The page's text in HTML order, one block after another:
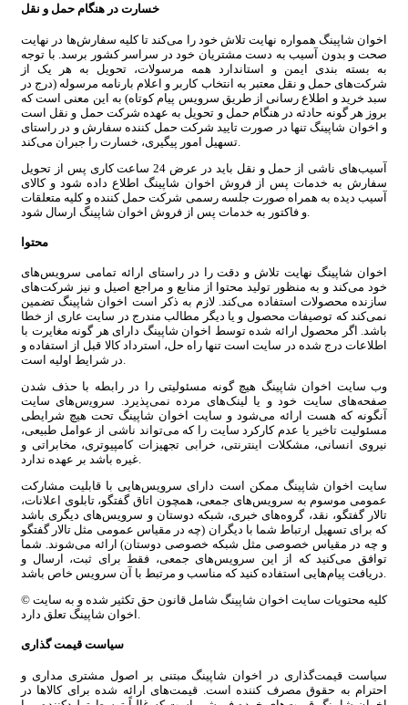
خسارت در هنگام حمل و نقل
اخوان شاپینگ همواره نهایت تلاش خود را می‏‌کند تا کلیه سفارش‏‌ها در نهایت
صحت و بدون آسیب به دست مشتریان خود در سراسر کشور برسد. با توجه
به بسته بندی ایمن و استاندارد همه مرسولات، تحویل به هر یک از
شرکت‌‏های حمل و نقل معتبر به انتخاب کاربر و اعلام بارنامه مرسوله (درج در
سبد خرید و اطلاع رسانی از طریق سرویس پیام کوتاه) به این معنی است که
بروز هر گونه حادثه در هنگام حمل و تحویل به عهده شرکت حمل و نقل است
و اخوان شاپینگ تنها در صورت تایید شرکت حمل کننده سفارش و در راستای
آسیب‏‌های ناشی از حمل و نقل باید در عرض 24 ساعت کاری پس از تحویل
سفارش به خدمات پس از فروش اخوان شاپینگ اطلاع داده شود و کالای
آسیب دیده به همراه صورت جلسه رسمی شرکت حمل کننده و کلیه متعلقات
محتوا
اخوان شاپینگ نهایت تلاش و دقت را در راستای ارائه تمامی سرویس‌‏های
خود می‏‌کند و به منظور تولید محتوا از منابع و مراجع اصیل و نیز شرکت‏‌های
سازنده محصولات استفاده می‏‌کند. لازم به ذکر است اخوان شاپینگ تضمین
نمی‏‌کند که توصیفات محصول و یا دیگر مطالب مندرج در سایت عاری از خطا
باشد. اگر محصول ارائه شده توسط اخوان شاپینگ دارای هر گونه مغایرت با
اطلاعات درج شده در سایت است تنها راه حل، استرداد کالا قبل از استفاده و
در شرایط اولیه است.
وب ‏‌سایت اخوان شاپینگ هیچ گونه مسئولیتی را در رابطه با حذف شدن
صفحه‏‌های سایت خود و یا لینک‏‌های مرده نمی‌‏پذیرد. سروﻳس‌‏های سایت
آن‏گونه که هست ارائه می‏‌شود و سایت اخوان شاپینگ تحت هیچ شرایطی
مسئولیت تاخیر یا عدم کارکرد سایت را که می‌تواند ناشى از عوامل طبیعى،
نیروى انسانی، مشکلات اینترنتى، خرابی تجهیزات کامپیوترى، مخابراتى و
غیره باشد بر عهده ندارد.
سایت اخوان شاپینگ ممکن است دارای سرویس‌‏هایی با قابلیت مشارکت
عمومی موسوم به سرویس‌‏های جمعی، همچون اتاق گفتگو، تابلوی اعلانات،
تالار گفتگو، نقد، گروه‌‏های خبری، شبکه دوستان و سرویس‏‌های دیگری باشد
که برای تسهیل ارتباط شما با دیگران (چه در مقیاس عمومی مثل تالار گفتگو
و چه در مقیاس خصوصی مثل شبکه خصوصی دوستان) ارائه می‏‌شوند. شما
توافق می‏‌کنید که از این سرویس‏‌های جمعی، فقط برای ثبت، ارسال و
دریافت پیام‏‌هایی استفاده کنید که مناسب و مرتبط با آن سرویس خاص باشد.
© کلیه محتویات سایت اخوان شاپینگ شامل قانون حق تکثیر شده و به سایت
اخوان شاپینگ تعلق دارد.
سیاست قیمت گذاری
سیاست قیمت‌‏گذاری در اخوان شاپینگ مبتنی بر اصول مشتری مداری و
احترام به حقوق مصرف کننده است. قیمت‏‌های ارائه شده برای کالاها در